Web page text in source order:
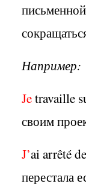
Например:
Jetravaille
своим
J’ai arrêté
перестала